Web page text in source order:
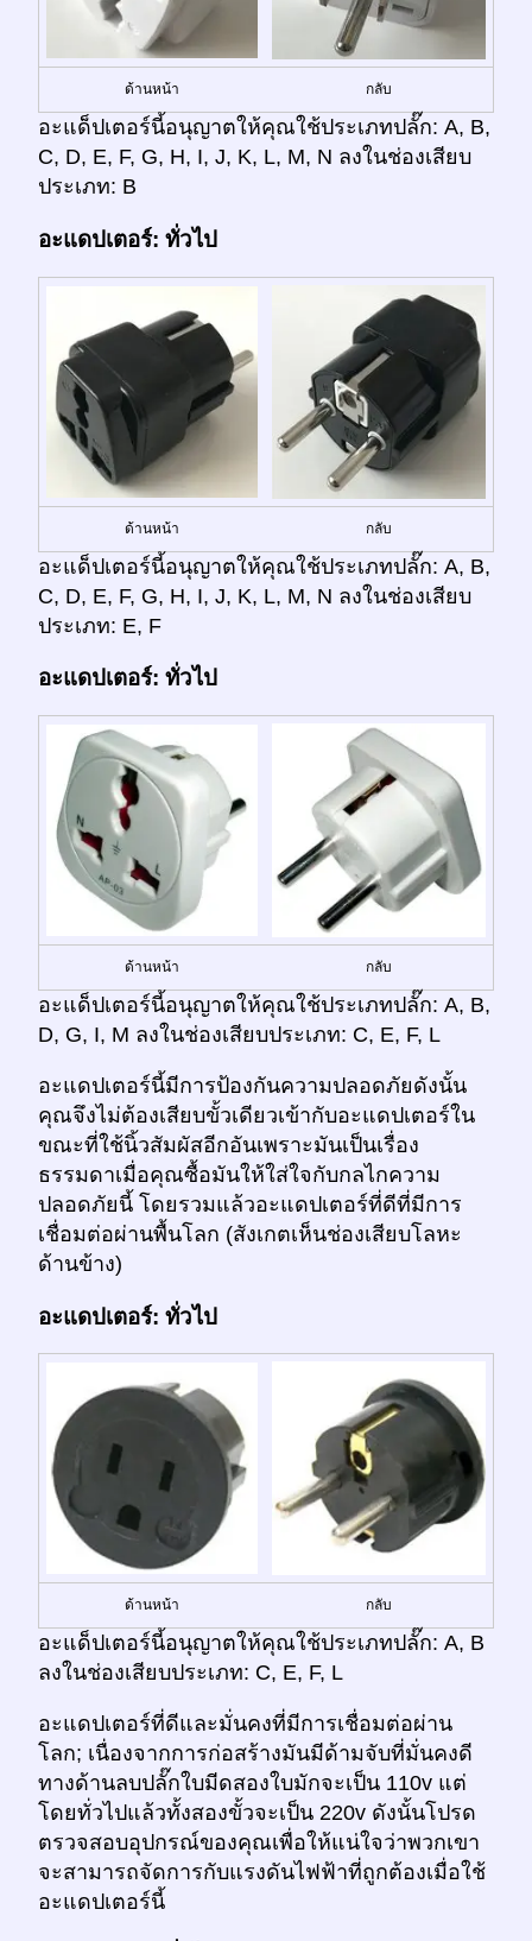
ด้านหน้า กลับ
อะแด็ปเตอร์นี้อนุญาตให้คุณใช้ประเภทปลั๊ก: A, B,
C, D, E, F, G, H, I, J, K, L, M, N ลงในช่องเสียบ
ประเภท: B
อะแดปเตอร์: ทั่วไป
ด้านหน้า กลับ
อะแด็ปเตอร์นี้อนุญาตให้คุณใช้ประเภทปลั๊ก: A, B,
C, D, E, F, G, H, I, J, K, L, M, N ลงในช่องเสียบ
ประเภท: E, F
อะแดปเตอร์: ทั่วไป
ด้านหน้า กลับ
อะแด็ปเตอร์นี้อนุญาตให้คุณใช้ประเภทปลั๊ก: A, B,
D, G, I, M ลงในช่องเสียบประเภท: C, E, F, L
อะแดปเตอร์นี้มีการป้องกันความปลอดภัยดังนั้น
คุณจึงไม่ต้องเสียบขั้วเดียวเข้ากับอะแดปเตอร์ใน
ขณะที่ใช้นิ้วสัมผัสอีกอันเพราะมันเป็นเรื่อง
ธรรมดาเมื่อคุณซื้อมันให้ใส่ใจกับกลไกความ
ปลอดภัยนี้ โดยรวมแล้วอะแดปเตอร์ที่ดีที่มีการ
เชื่อมต่อผ่านพื้นโลก (สังเกตเห็นช่องเสียบโลหะ
ด้านข้าง)
อะแดปเตอร์: ทั่วไป
ด้านหน้า กลับ
อะแด็ปเตอร์นี้อนุญาตให้คุณใช้ประเภทปลั๊ก: A, B
ลงในช่องเสียบประเภท: C, E, F, L
อะแดปเตอร์ที่ดีและมั่นคงที่มีการเชื่อมต่อผ่าน
โลก; เนื่องจากการก่อสร้างมันมีด้ามจับที่มั่นคงดี
ทางด้านลบปลั๊กใบมีดสองใบมักจะเป็น 110v แต่
โดยทั่วไปแล้วทั้งสองขั้วจะเป็น 220v ดังนั้นโปรด
ตรวจสอบอุปกรณ์ของคุณเพื่อให้แน่ใจว่าพวกเขา
จะสามารถจัดการกับแรงดันไฟฟ้าที่ถูกต้องเมื่อใช้
อะแดปเตอร์นี้